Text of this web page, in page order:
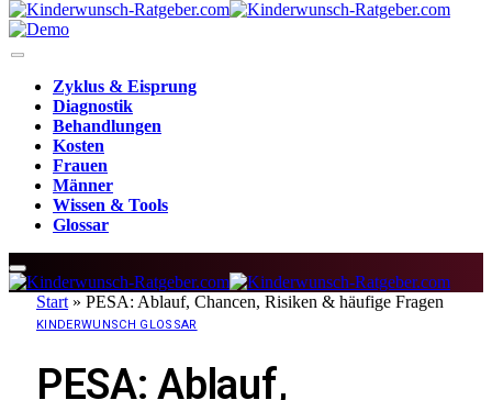
Zyklus & Eisprung
Diagnostik
Behandlungen
Kosten
Frauen
Männer
Wissen & Tools
Glossar
Start » PESA: Ablauf, Chancen, Risiken & häufige Fragen
KINDERWUNSCH GLOSSAR
PESA: Ablauf,